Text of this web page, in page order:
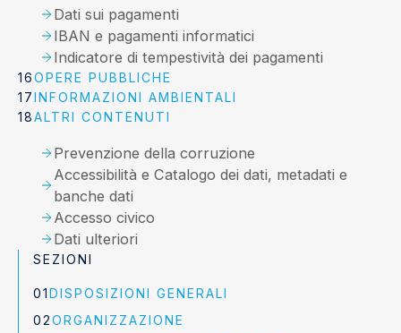
Dati sui pagamenti
IBAN e pagamenti informatici
Indicatore di tempestività dei pagamenti
OPERE PUBBLICHE
INFORMAZIONI AMBIENTALI
ALTRI CONTENUTI
Prevenzione della corruzione
Accessibilità e Catalogo dei dati, metadati e
banche dati
Accesso civico
Dati ulteriori
SEZIONI
DISPOSIZIONI GENERALI
ORGANIZZAZIONE